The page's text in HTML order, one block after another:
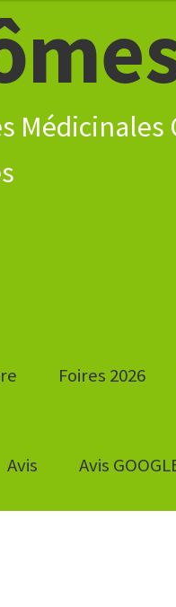
Médicinales
Foires 2026
Avis Avis